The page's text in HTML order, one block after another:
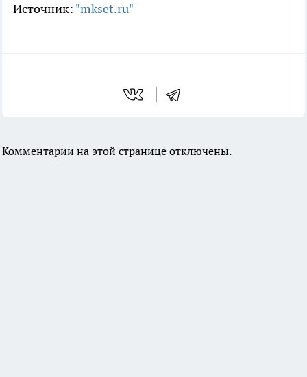
Источник: "mkset.ru"
Комментарии на этой странице отключены.